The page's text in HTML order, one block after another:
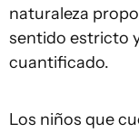
naturaleza
sentido estricto
cuantificado.
Los niños que